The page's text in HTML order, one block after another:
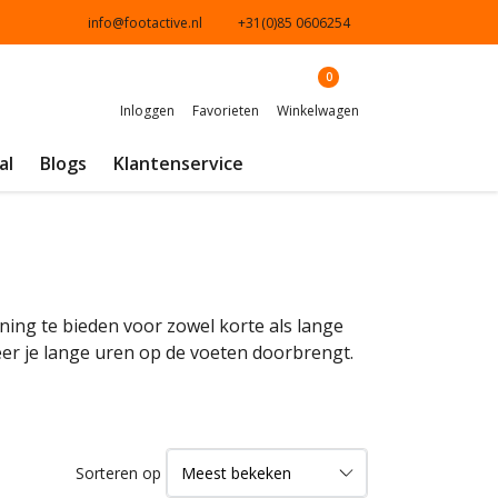
info@footactive.nl +31(0)85 0606254
Inloggen Favorieten
0
Winkelwagen
Blogs Klantenservice
te bieden voor zowel korte als lange
je lange uren op de voeten doorbrengt.
Sorteren op